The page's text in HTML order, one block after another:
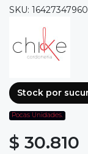
SKU:
Stock por
Pocas Unidades.
$ 30.810